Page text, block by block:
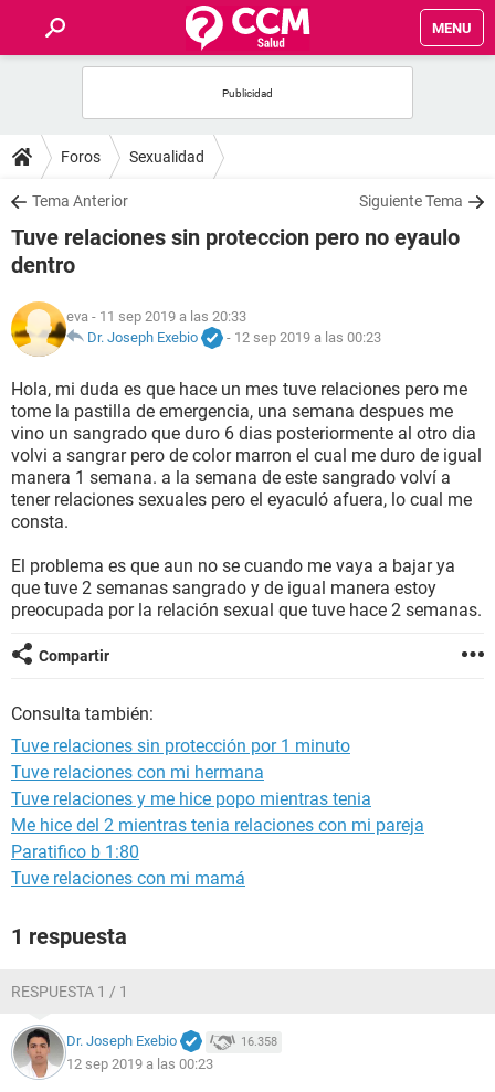
MENU
FOROS
SALUD
FAMILIA
NUTRICIÓN
SEXUALIDAD
GLOSARIO
Foros Sexualidad
Tema Anterior Siguiente Tema
Tuve relaciones sin proteccion pero no eyaulo
dentro
eva - 11 sep 2019 a las 20:33
Dr. Joseph Exebio
- 12 sep 2019 a las 00:23
Hola, mi duda es que hace un mes tuve relaciones pero me
tome la pastilla de emergencia, una semana despues me
vino un sangrado que duro 6 dias posteriormente al otro dia
volvi a sangrar pero de color marron el cual me duro de igual
manera 1 semana. a la semana de este sangrado volví a
tener relaciones sexuales pero el eyaculó afuera, lo cual me
consta.
El problema es que aun no se cuando me vaya a bajar ya
que tuve 2 semanas sangrado y de igual manera estoy
preocupada por la relación sexual que tuve hace 2 semanas.
Compartir
Consulta también:
Tuve relaciones sin protección por 1 minuto
Tuve relaciones con mi hermana
Tuve relaciones y me hice popo mientras tenia
Me hice del 2 mientras tenia relaciones con mi pareja
Paratifico b 1:80
Tuve relaciones con mi mamá
1 respuesta
RESPUESTA 1 / 1
Dr. Joseph Exebio 16.358
12 sep 2019 a las 00:23